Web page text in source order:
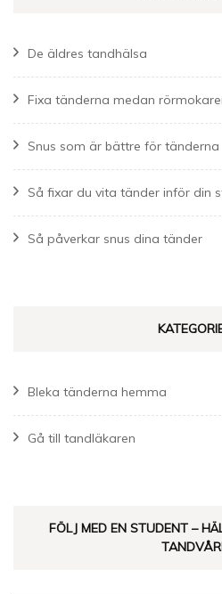
De äldres tandhälsa
Fixa tänderna medan
Snus som är bättre för tänderna
Så fixar du vita tänder inför din
Så påverkar snus dina tänder
Bleka tänderna hemma
Gå till tandläkaren
FÖLJ MED EN STUDENT –